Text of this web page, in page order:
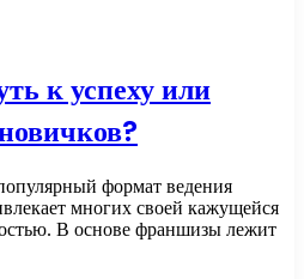
к успеху или
формат ведения
многих своей кажущейся
В основе франшизы лежит